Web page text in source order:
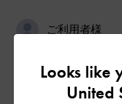
ご利用者様
大学生の姪
Looks like
United